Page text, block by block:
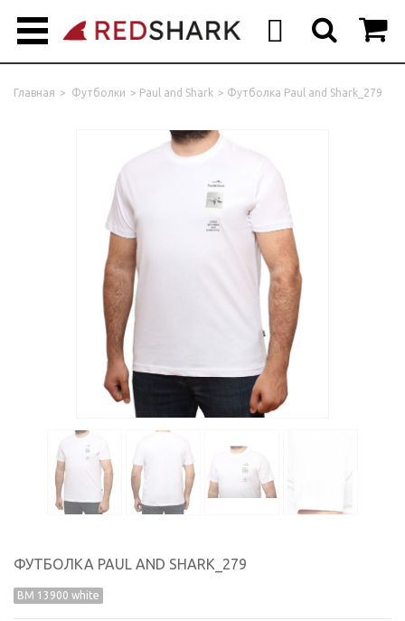
Главная > Футболки > Paul and Shark > Футболка Paul and Shark_279
ФУТБОЛКА PAUL AND SHARK_279
BM 13900 white
 